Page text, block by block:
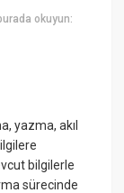
okuyun:
yazma, akıl
bilgilerle
sürecinde